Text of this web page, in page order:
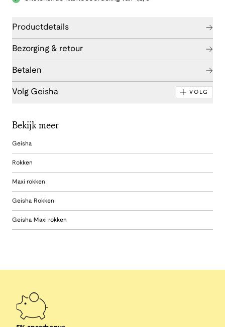
Productdetails
Bezorging & retour
Betalen
Volg Geisha VOLG
Bekijk meer
Geisha
Rokken
Maxi rokken
Geisha Rokken
Geisha Maxi rokken